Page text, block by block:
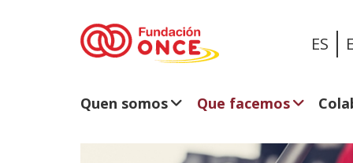
ES
Quen somos Que facemos